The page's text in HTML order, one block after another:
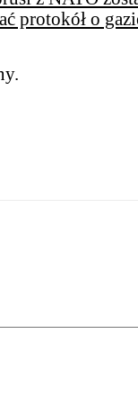
protokół o